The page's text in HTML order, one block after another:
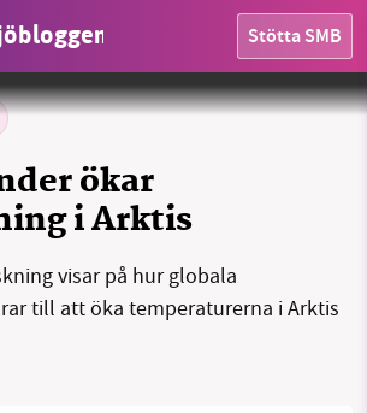
Stötta SMB
Sparade inlägg Tipsa oss
ökar
i Arktis
visar på hur globala
till att öka temperaturerna i Arktis
Unsplash - Foto: Hans-Jurgen Mager